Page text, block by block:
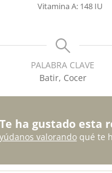
Vitamina A: 148 IU
PALABRA CLAVE
Batir, Cocer
ha gustado esta
valorandoqué te